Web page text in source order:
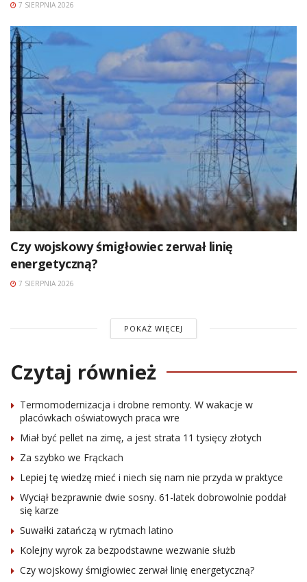
7 SIERPNIA 2026
Czy wojskowy śmigłowiec zerwał linię
energetyczną?
7 SIERPNIA 2026
POKAŻ WIĘCEJ
Czytaj również
Termomodernizacja i drobne remonty. W wakacje w
placówkach oświatowych praca wre
Miał być pellet na zimę, a jest strata 11 tysięcy złotych
Za szybko we Frąckach
Lepiej tę wiedzę mieć i niech się nam nie przyda w praktyce
Wyciął bezprawnie dwie sosny. 61-latek dobrowolnie poddał
się karze
Suwałki zatańczą w rytmach latino
Kolejny wyrok za bezpodstawne wezwanie służb
Czy wojskowy śmigłowiec zerwał linię energetyczną?